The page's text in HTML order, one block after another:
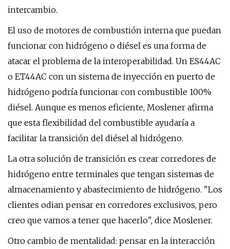
intercambio.
El uso de motores de combustión interna que puedan
funcionar con hidrógeno o diésel es una forma de
atacar el problema de la interoperabilidad. Un ES44AC
o ET44AC con un sistema de inyección en puerto de
hidrógeno podría funcionar con combustible 100%
diésel. Aunque es menos eficiente, Moslener afirma
que esta flexibilidad del combustible ayudaría a
facilitar la transición del diésel al hidrógeno.
La otra solución de transición es crear corredores de
hidrógeno entre terminales que tengan sistemas de
almacenamiento y abastecimiento de hidrógeno. "Los
clientes odian pensar en corredores exclusivos, pero
creo que vamos a tener que hacerlo", dice Moslener.
Otro cambio de mentalidad: pensar en la interacción